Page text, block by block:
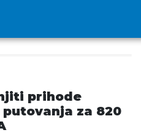
prihode
za 820